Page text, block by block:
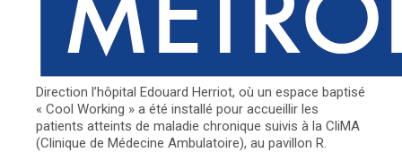
Direction l’hôpital Edouard Herriot, où un espace baptisé
« Cool Working » a été installé pour accueillir les
patients atteints de maladie chronique suivis à la CliMA
(Clinique de Médecine Ambulatoire), au pavillon R.